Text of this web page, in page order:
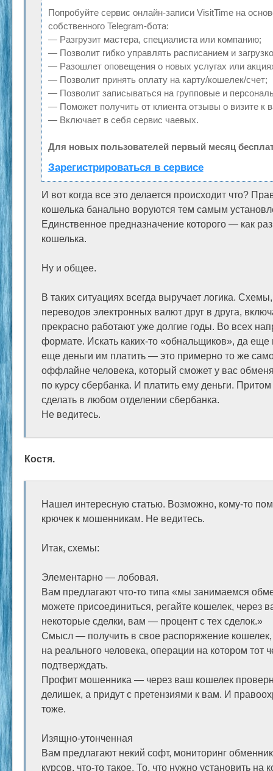
Попробуйте сервис онлайн-записи VisitTime на
собственного Telegram-бота:
— Разгрузит мастера, специалиста или компанию;
— Позволит гибко управлять расписанием и
— Разошлет оповещения о новых услугах или
— Позволит принять оплату на карту/кошелек/счет;
— Позволит записываться на групповые и
— Поможет получить от клиента отзывы о визите к
— Включает в себя сервис чаевых.
Для новых пользователей первый месяц
Зарегистрироваться в сервисе
И вот когда все это делается происходит что?
кошелька банально воруются тем самым
Единственное предназначение которого — как
кошелька.
Ну и общее.
В таких ситуациях всегда выручает логика.
переводов электронных валют друг в друга,
прекрасно работают уже долгие годы. Во всех
формате. Искать каких-то «обнальщиков», да еще
еще деньги им платить — это примерно то же
оффлайне человека, который сможет у вас
по курсу сбербанка. И платить ему деньги.
сделать в любом отделении сбербанка.
Не ведитесь.
Костя.
Нашел интересную статью. Возможно, кому-то
крючек к мошенникам. Не ведитесь.
Итак, схемы:
Элементарно — лобовая.
Вам предлагают что-то типа «мы занимаемся
можете присоединиться, регайте кошелек, через
некоторые сделки, вам — процент с тех сделок.»
Смысл — получить в свое распоряжение кошелек,
на реального человека, операции на котором тот
подтверждать.
Профит мошенника — через ваш кошелек
делишек, а придут с претензиями к вам. И
тоже.
Изящно-утонченная
Вам предлагают некий софт, мониторинг
курсов, что-то такое. То, что нужно установить на